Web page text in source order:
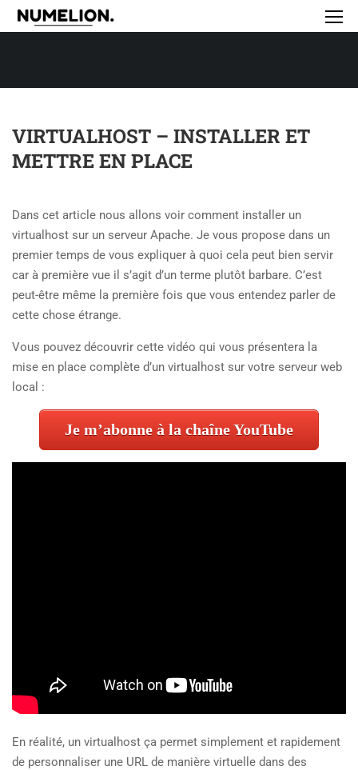
VIRTUALHOST – INSTALLER ET
METTRE EN PLACE
Dans cet article nous allons voir comment installer un
virtualhost sur un serveur Apache. Je vous propose dans un
premier temps de vous expliquer à quoi cela peut bien servir
car à première vue il s’agit d’un terme plutôt barbare. C’est
peut-être même la première fois que vous entendez parler de
cette chose étrange.
Vous pouvez découvrir cette vidéo qui vous présentera la
mise en place complète d’un virtualhost sur votre serveur web
local :
Je m’abonne à la chaîne YouTube
En réalité, un virtualhost ça permet simplement et rapidement
de personnaliser une URL de manière virtuelle dans des